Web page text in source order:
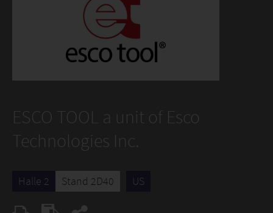
ESCO TOOL a unit of Esco
Technologies Inc.
Halle 2 Stand 2D40 US